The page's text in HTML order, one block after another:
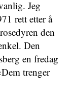
Jeg
rett etter å
den
Den
en fredag
trenger